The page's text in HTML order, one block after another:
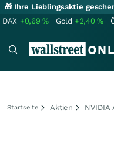
🎁 Ihre Lieblingsaktie
DAX +0,69% Gold +2,40%
Startseite Aktien NVIDIA